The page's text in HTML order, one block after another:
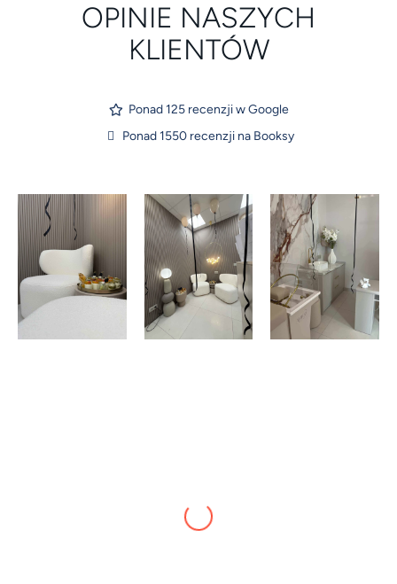
OPINIE NASZYCH
KLIENTÓW
Ponad 125 recenzji w Google
Ponad 1550 recenzji na Booksy
ANNA